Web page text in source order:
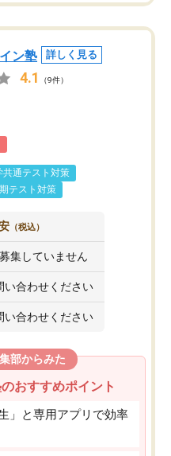
ン塾 詳しく見る
4.1 （9件）
共通テスト対策
テスト対策
（税込）
集していません
い合わせください
い合わせください
部からみた
おすすめポイント
」と専用アプリで効率